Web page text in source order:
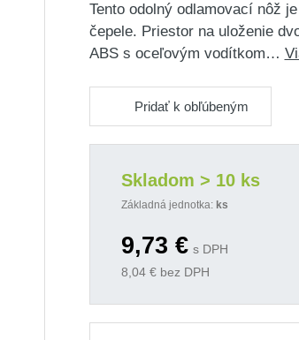
Tento odolný odlamovací nôž
čepele. Priestor na uloženie
ABS s oceľovým vodítkom…
Pridať k obľúbeným
Skladom > 10 ks
Základná jednotka: ks
9,73 € s DPH
8,04€ bez DPH